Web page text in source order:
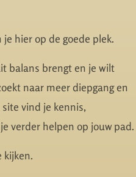
hier op de goede plek.
balans brengt en je wilt
naar meer diepgang en
vind je kennis,
verder helpen op jouw pad.
kijken.